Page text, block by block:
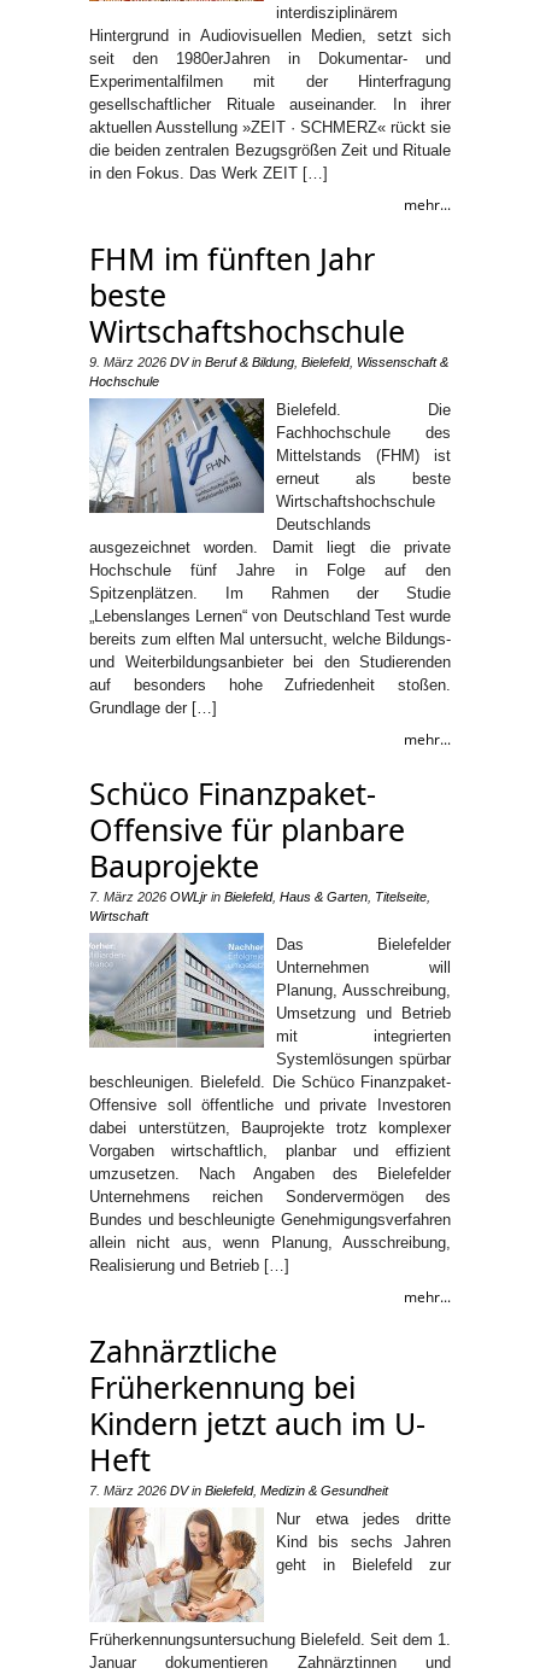
interdisziplinärem
Hintergrund in Audiovisuellen Medien, setzt sich
seit den 1980erJahren in Dokumentar- und
Experimentalfilmen mit der Hinterfragung
gesellschaftlicher Rituale auseinander. In ihrer
aktuellen Ausstellung »ZEIT · SCHMERZ« rückt sie
die beiden zentralen Bezugsgrößen Zeit und Rituale
in den Fokus. Das Werk ZEIT […]
mehr...
FHM im fünften Jahr
beste
Wirtschaftshochschule
9. März 2026 DVin Beruf & Bildung Bielefeld, Wissenschaft &
Hochschule
Bielefeld. Die
Fachhochschule des
Mittelstands (FHM) ist
erneut als beste
Wirtschaftshochschule
Deutschlands
ausgezeichnet worden. Damit liegt die private
Hochschule fünf Jahre in Folge auf den
Spitzenplätzen. Im Rahmen der Studie
„Lebenslanges Lernen“ von Deutschland Test wurde
bereits zum elften Mal untersucht, welche Bildungs-
und Weiterbildungsanbieter bei den Studierenden
auf besonders hohe Zufriedenheit stoßen.
Grundlage der […]
mehr...
Schüco Finanzpaket-
Offensive für planbare
Bauprojekte
7. März 2026 OWLjr in Bielefeld, Haus & Garten Titelseite
Wirtschaft
Das Bielefelder
Unternehmen will
Planung, Ausschreibung,
Umsetzung und Betrieb
mit integrierten
Systemlösungen spürbar
beschleunigen. Bielefeld. Die Schüco Finanzpaket-
Offensive soll öffentliche und private Investoren
dabei unterstützen, Bauprojekte trotz komplexer
Vorgaben wirtschaftlich, planbar und effizient
umzusetzen. Nach Angaben des Bielefelder
Unternehmens reichen Sondervermögen des
Bundes und beschleunigte Genehmigungsverfahren
allein nicht aus, wenn Planung, Ausschreibung,
Realisierung und Betrieb […]
mehr...
Zahnärztliche
Früherkennung bei
Kindern jetzt auch im U-
Heft
7. März 2026 DVin Bielefeld, Medizin & Gesundheit
Nur etwa jedes dritte
Kind bis sechs Jahren
geht in Bielefeld zur
Früherkennungsuntersuchung Bielefeld. Seit dem 1.
Januar dokumentieren Zahnärztinnen und